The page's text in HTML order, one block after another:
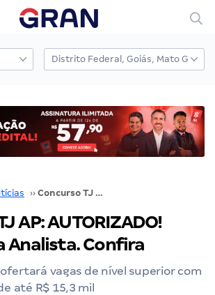
›› Concurso TJ AP: AUTORIZADO! Vagas para Analista. Confira
AP: AUTORIZADO!
Analista. Confira
ofertará vagas de nível superior com
até R$ 15,3 mil